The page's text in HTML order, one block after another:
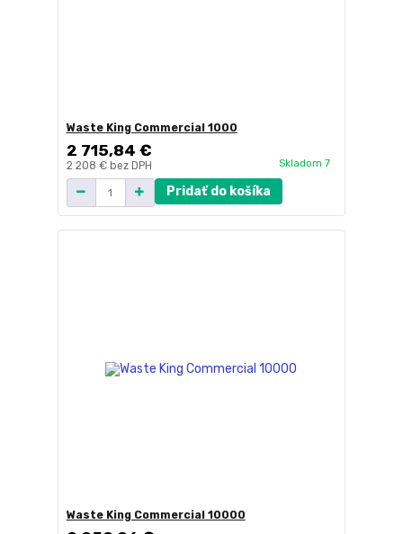
Waste King Commercial 1000
2 715,84 €
2 208 € bez DPH Skladom 7
Pridať do košíka
Waste King Commercial 10000